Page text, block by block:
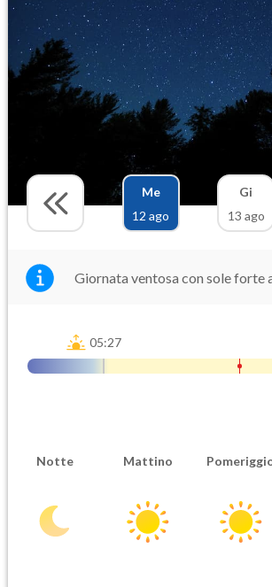
Me
12 ago
Gi
13 ago
Giornata ventosa con sole forte
05:27
Notte Mattino